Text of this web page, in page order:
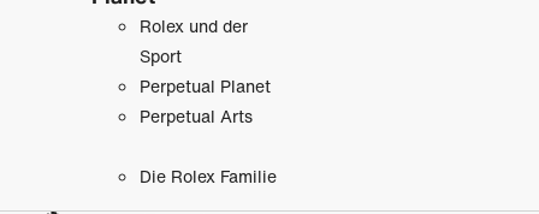
Rolex und der
Sport
Perpetual Planet
Perpetual Arts
Die Rolex Familie